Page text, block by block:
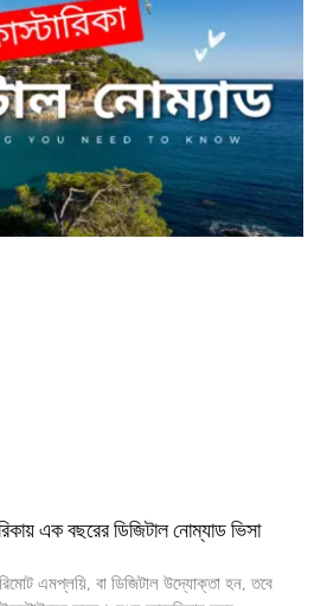
এক বছরের ডিজিটাল নোম্যাড ভিসা
এমপ্লয়ি, বা ডিজিটাল উদ্যোক্তা হন, তবে